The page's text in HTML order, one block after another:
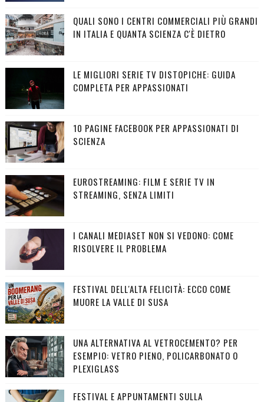
QUALI SONO I CENTRI COMMERCIALI PIÙ GRANDI
IN ITALIA E QUANTA SCIENZA C'È DIETRO
LE MIGLIORI SERIE TV DISTOPICHE: GUIDA
COMPLETA PER APPASSIONATI
10 PAGINE FACEBOOK PER APPASSIONATI DI
SCIENZA
EUROSTREAMING: FILM E SERIE TV IN
STREAMING, SENZA LIMITI
I CANALI MEDIASET NON SI VEDONO: COME
RISOLVERE IL PROBLEMA
FESTIVAL DELL'ALTA FELICITÀ: ECCO COME
MUORE LA VALLE DI SUSA
UNA ALTERNATIVA AL VETROCEMENTO? PER
ESEMPIO: VETRO PIENO, POLICARBONATO O
PLEXIGLASS
FESTIVAL E APPUNTAMENTI SULLA